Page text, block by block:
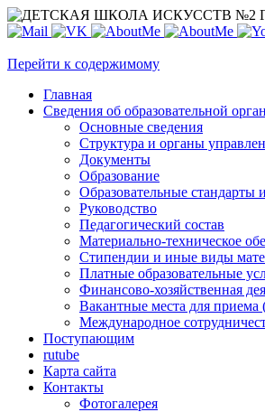
Перейти к содержимому
Главная
Сведения об образовательной
Основные сведения
Структура и органы
Документы
Образование
Образовательные стандарты
Руководство
Педагогический состав
Материально-техническое
Стипендии и иные виды
Платные образовательные
Финансово-хозяйственная
Вакантные места для
Международное
Поступающим
rutube
Карта сайта
Контакты
Фотогалерея